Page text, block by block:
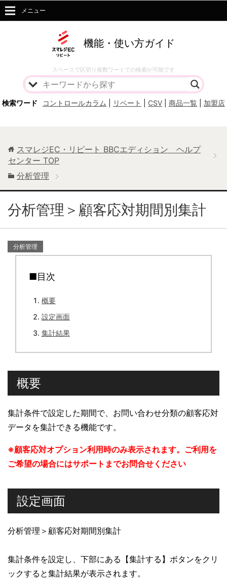
機能・使い方ガイド
スペースで区切り複数ワードでの検索が可能です
検索ワード コントロールカラム リベート CSV 商品一覧 加盟店
メニュー
スマレジEC・リピート BBCエディション ヘルプ
センター TOP
分析管理
分析管理＞顧客応対期間別集計
分析管理
■目次
概要
設定画面
集計結果
概要
集計条件で設定した期間で、お問い合わせ分類の顧客応対
データを集計できる機能です。
※顧客応対オプション利用時のみ表示されます。ご利用を
ご希望の場合にはサポートまでお問合せください
設定画面
分析管理＞顧客応対期間別集計
集計条件を設定し、下部にある【集計する】ボタンをクリ
ックすると集計結果が表示されます。